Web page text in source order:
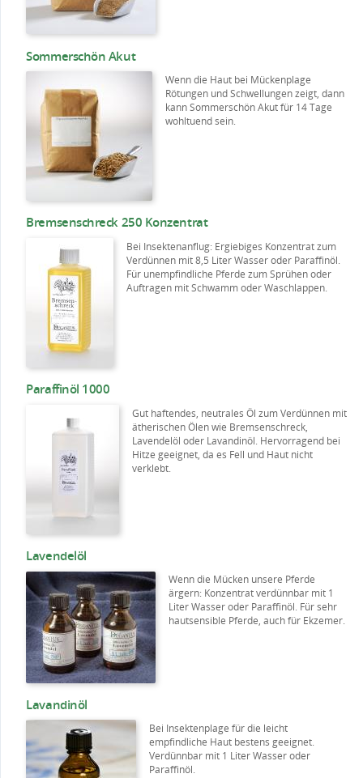
Sommerschön Akut
Wenn die Haut bei Mückenplage
Rötungen und Schwellungen zeigt, dann
kann Sommerschön Akut für 14 Tage
wohltuend sein.
Bremsenschreck 250 Konzentrat
Bei Insektenanflug: Ergiebiges Konzentrat zum
Verdünnen mit 8,5 Liter Wasser oder Paraffinöl.
Für unempfindliche Pferde zum Sprühen oder
Auftragen mit Schwamm oder Waschlappen.
Paraffinöl 1000
Gut haftendes, neutrales Öl zum Verdünnen mit
ätherischen Ölen wie Bremsenschreck,
Lavendelöl oder Lavandinöl. Hervorragend bei
Hitze geeignet, da es Fell und Haut nicht
verklebt.
Lavendelöl
Wenn die Mücken unsere Pferde
ärgern: Konzentrat verdünnbar mit 1
Liter Wasser oder Paraffinöl. Für sehr
hautsensible Pferde, auch für Ekzemer.
Lavandinöl
Bei Insektenplage für die leicht
empfindliche Haut bestens geeignet.
Verdünnbar mit 1 Liter Wasser oder
Paraffinöl.